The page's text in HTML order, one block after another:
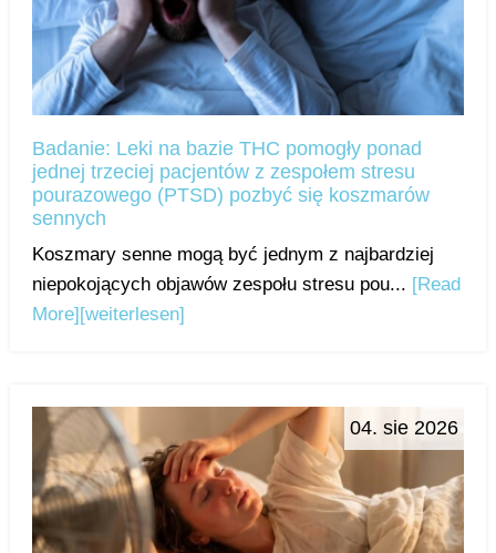
Badanie: Leki na bazie THC pomogły ponad
jednej trzeciej pacjentów z zespołem stresu
pourazowego (PTSD) pozbyć się koszmarów
sennych
Koszmary senne mogą być jednym z najbardziej
niepokojących objawów zespołu stresu pou... [Read
More][weiterlesen]
04. sie 2026